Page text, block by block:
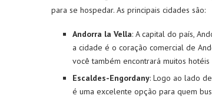
para se hospedar. As principais cidades são:
Andorra la Vella: A capital do país,
a cidade é o coração comercial de
você também encontrará muitos
Escaldes-Engordany: Logo ao lado
é uma excelente opção para quem